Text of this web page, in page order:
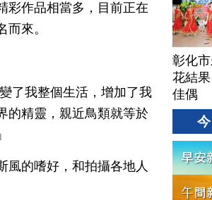
彩作品相當多，目前正在
來。
了我整個生活，增加了我
的精靈，親近鳥類就等於
風的嗜好，和拍攝各地人
彰化
花結
佳偶